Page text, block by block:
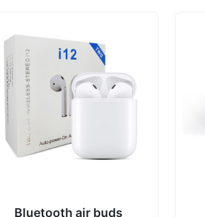
Bluetooth air buds